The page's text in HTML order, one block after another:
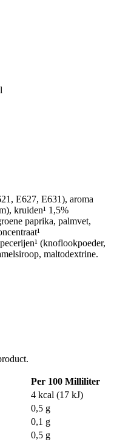
E627, E631), aroma
kruiden¹ 1,5%
paprika, palmvet,
(knoflookpoeder,
maltodextrine.
Per 100 Milliliter
4 kcal (17 kJ)
0,5 g
0,1 g
0,5 g